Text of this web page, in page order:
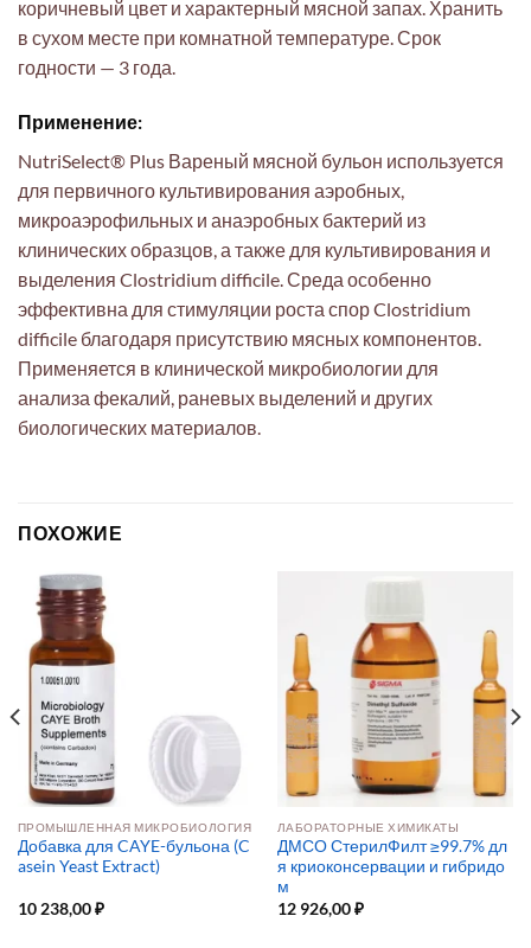
коричневый цвет и характерный мясной запах. Хранить
в сухом месте при комнатной температуре. Срок
годности — 3 года.
Применение:
NutriSelect® Plus Вареный мясной бульон используется
для первичного культивирования аэробных,
микроаэрофильных и анаэробных бактерий из
клинических образцов, а также для культивирования и
выделения Clostridium difficile. Среда особенно
эффективна для стимуляции роста спор Clostridium
difficile благодаря присутствию мясных компонентов.
Применяется в клинической микробиологии для
анализа фекалий, раневых выделений и других
биологических материалов.
ПОХОЖИЕ
ПРОМЫШЛЕННАЯ МИКРОБИОЛОГИЯ
Добавка для CAYE-бульона (C
asein Yeast Extract)
10 238,00₽
ЛАБОРАТОРНЫЕ ХИМИКАТЫ
ДМСО СтерилФилт ≥99.7% дл
я криоконсервации и гибридо
м
12 926,00₽